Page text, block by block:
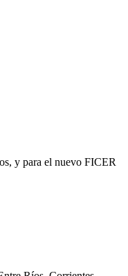
y para el nuevo FICER